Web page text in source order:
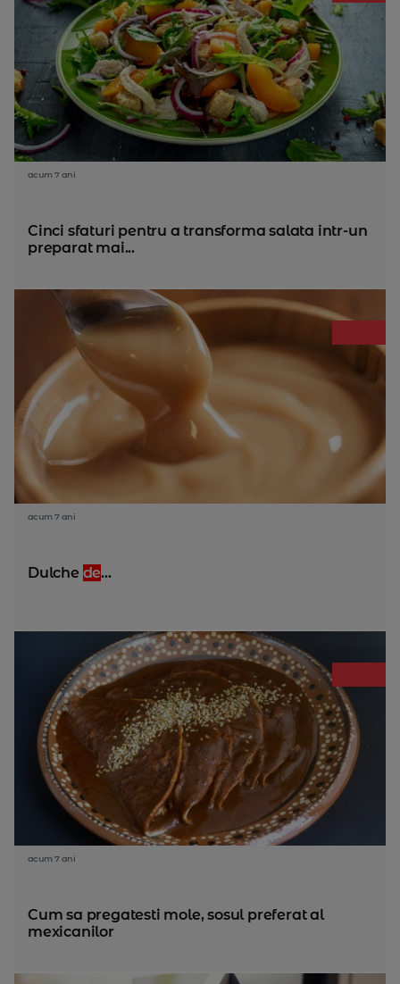
acum 7 ani
Cinci sfaturi pentru a transforma salata intr-un
preparat mai...
acum 7 ani
Dulche de...
acum 7 ani
Cum sa pregatesti mole, sosul preferat al
mexicanilor